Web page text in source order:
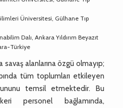
Üniversitesi, Gülhane Tıp
Dalı, Ankara Yıldırım Beyazıt
Türkiye
savaş alanlarına özgü olmayıp;
tüm toplumları etkileyen
temsil etmektedir. Bu
personel bağlamında,